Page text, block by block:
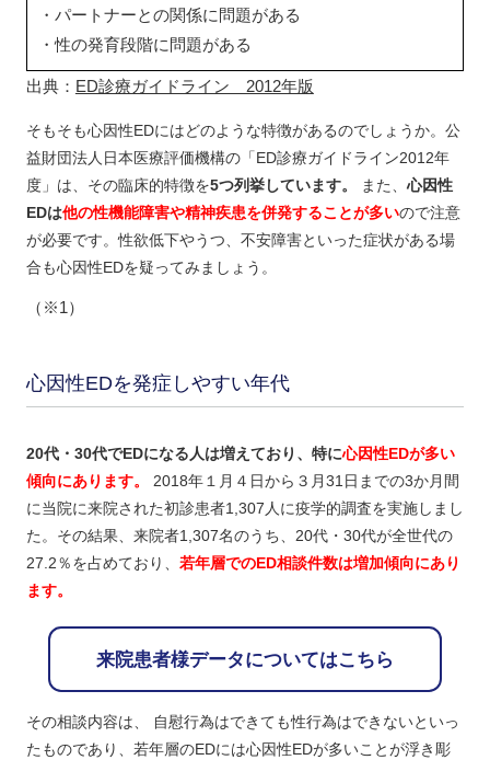
・パートナーとの関係に問題がある
・性の発育段階に問題がある
出典： ED診療ガイドライン 2012年版
そもそも心因性EDにはどのような特徴があるのでしょうか。公
益財団法人日本医療評価機構の「ED診療ガイドライン2012年
度」は、その臨床的特徴を5つ列挙しています。 また、 心因性
EDは他の性機能障害や精神疾患を併発することが多いので注意
が必要です。性欲低下やうつ、不安障害といった症状がある場
合も心因性EDを疑ってみましょう。
（※1）
心因性EDを発症しやすい年代
20代・30代でEDになる人は増えており、特に心因性EDが多い
傾向にあります。
2018年１月４日から３月31日までの3か月間
に当院に来院された初診患者1,307人に疫学的調査を実施しまし
た。その結果、来院者1,307名のうち、20代・30代が全世代の
27.2％を占めており、 若年層でのED相談件数は増加傾向にあり
ます。
来院患者様データについてはこちら
その相談内容は、 自慰行為はできても性行為はできないといっ
たものであり、若年層のEDには心因性EDが多いことが浮き彫